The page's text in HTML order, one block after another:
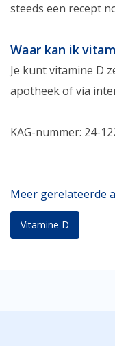
steeds een recept
Waar kan ik
Je kunt vitamine D
apotheek of via
KAG-nummer: 24-
Meer gerelateerde
Vitamine D